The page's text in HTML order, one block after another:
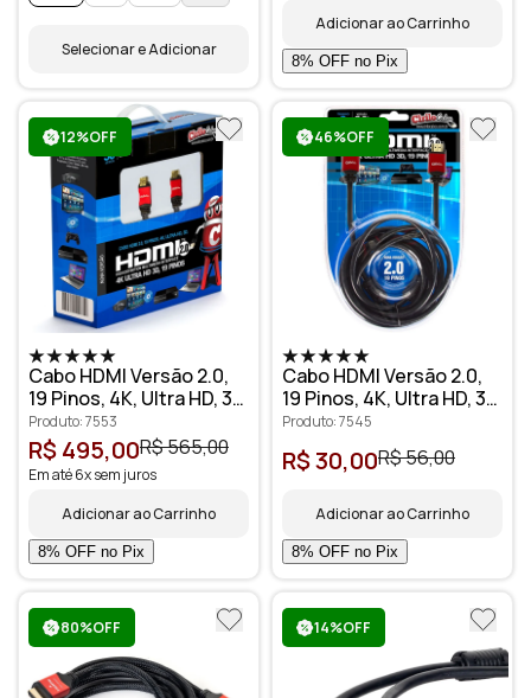
Selecionar e Adicionar
Adicionar ao Carrinho
12%OFF
Cabo HDMI Versão 2.0,
19 Pinos, 4K, Ultra HD, 3D
- 30 metros
Produto: 7553
R$ 495,00R$ 565,00
Em até 6x sem juros
Adicionar ao Carrinho
46%OFF
Cabo HDMI Versão 2.0,
19 Pinos, 4K, Ultra HD, 3D
- 3 metros
Produto: 7545
R$ 30,00R$ 56,00
Adicionar ao Carrinho
80%OFF 14%OFF